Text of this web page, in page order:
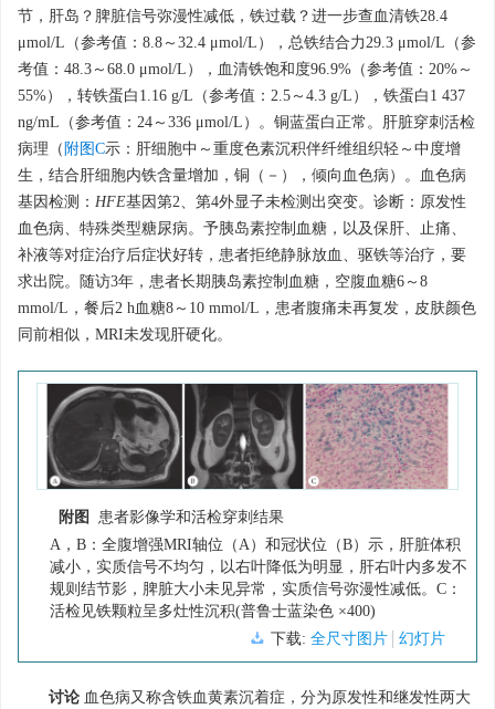
节，肝岛？脾脏信号弥漫性减低，铁过载？进一步查血清铁28.4
μmol/L（参考值：8.8～32.4 μmol/L），总铁结合力29.3 μmol/L（参
考值：48.3～68.0 μmol/L），血清铁饱和度96.9%（参考值：20%～
55%），转铁蛋白1.16 g/L（参考值：2.5～4.3 g/L），铁蛋白1 437
ng/mL（参考值：24～336 μmol/L）。铜蓝蛋白正常。肝脏穿刺活检
病理（ 附图C示：肝细胞中～重度色素沉积伴纤维组织轻～中度增
生，结合肝细胞内铁含量增加，铜（－），倾向血色病）。血色病
基因检测： HFE基因第2、第4外显子未检测出突变。诊断：原发性
血色病、特殊类型糖尿病。予胰岛素控制血糖，以及保肝、止痛、
补液等对症治疗后症状好转，患者拒绝静脉放血、驱铁等治疗，要
求出院。随访3年，患者长期胰岛素控制血糖，空腹血糖6～8
mmol/L，餐后2 h血糖8～10 mmol/L，患者腹痛未再复发，皮肤颜色
同前相似，MRI未发现肝硬化。
附图
患者影像学和活检穿刺结果
A，B：全腹增强MRI轴位（A）和冠状位（B）示，肝脏体积
减小，实质信号不均匀，以右叶降低为明显，肝右叶内多发不
规则结节影，脾脏大小未见异常，实质信号弥漫性减低。C：
活检见铁颗粒呈多灶性沉积(普鲁士蓝染色 ×400)
下载: 全尺寸图片 幻灯片
讨论 血色病又称含铁血黄素沉着症，分为原发性和继发性两大